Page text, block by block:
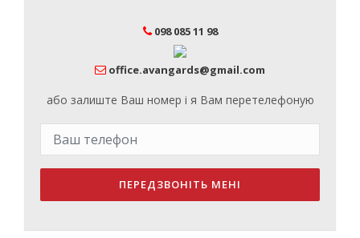
098 085 11 98
office.avangards@gmail.com
або залиште Ваш номер і я Вам перетелефоную
ПЕРЕДЗВОНІТЬ МЕНІ